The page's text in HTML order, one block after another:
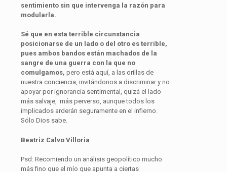
sentimiento sin que intervenga la razón para
modularla.
Sé que en esta terrible circunstancia
posicionarse de un lado o del otro es terrible,
pues ambos bandos están machados de la
sangre de una guerra con la que no
comulgamos, pero está aquí, a las orillas de
nuestra conciencia, invitándonos a discriminar y no
apoyar por ignorancia sentimental, quizá el lado
más salvaje, más perverso, aunque todos los
implicados arderán seguramente en el infierno.
Sólo Dios sabe.
Beatriz Calvo Villoria
Psd: Recomiendo un análisis geopolítico mucho
más fino que el mío que apunta a ciertas